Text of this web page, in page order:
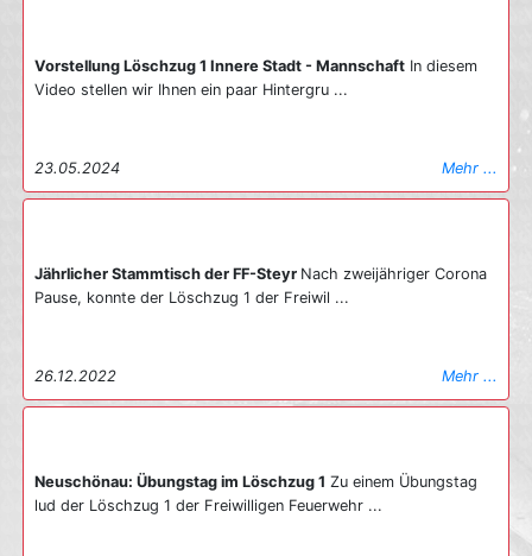
Vorstellung Löschzug 1 Innere Stadt - Mannschaft In diesem
Video stellen wir Ihnen ein paar Hintergru ...
23.05.2024 Mehr ...
Jährlicher Stammtisch der FF-Steyr Nach zweijähriger Corona
Pause, konnte der Löschzug 1 der Freiwil ...
26.12.2022 Mehr ...
Neuschönau: Übungstag im Löschzug 1 Zu einem Übungstag
lud der Löschzug 1 der Freiwilligen Feuerwehr ...